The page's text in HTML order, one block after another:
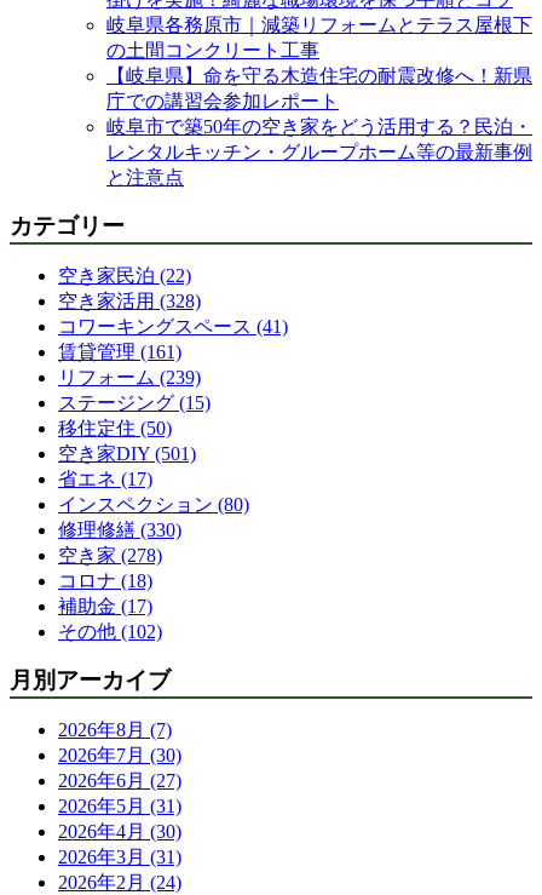
岐阜県各務原市｜減築リフォームとテラス屋根下
の土間コンクリート工事
【岐阜県】命を守る木造住宅の耐震改修へ！新県
庁での講習会参加レポート
岐阜市で築50年の空き家をどう活用する？民泊・
レンタルキッチン・グループホーム等の最新事例
と注意点
カテゴリー
空き家民泊 (22)
空き家活用 (328)
コワーキングスペース (41)
賃貸管理 (161)
リフォーム (239)
ステージング (15)
移住定住 (50)
空き家DIY (501)
省エネ (17)
インスペクション (80)
修理修繕 (330)
空き家 (278)
コロナ (18)
補助金 (17)
その他 (102)
月別アーカイブ
2026年8月 (7)
2026年7月 (30)
2026年6月 (27)
2026年5月 (31)
2026年4月 (30)
2026年3月 (31)
2026年2月 (24)